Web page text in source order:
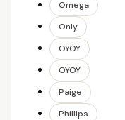
Omega
Only
OYOY
OYOY
Paige
Phillips